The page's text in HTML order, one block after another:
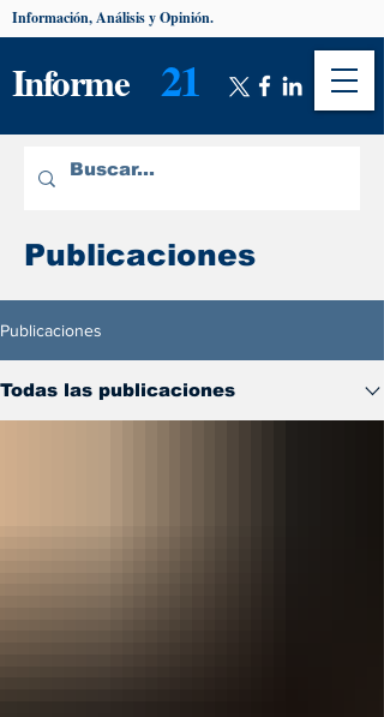
Informe 21
Información, Análisis y Opinión.
Publicaciones
Publicaciones
Todas las publicaciones